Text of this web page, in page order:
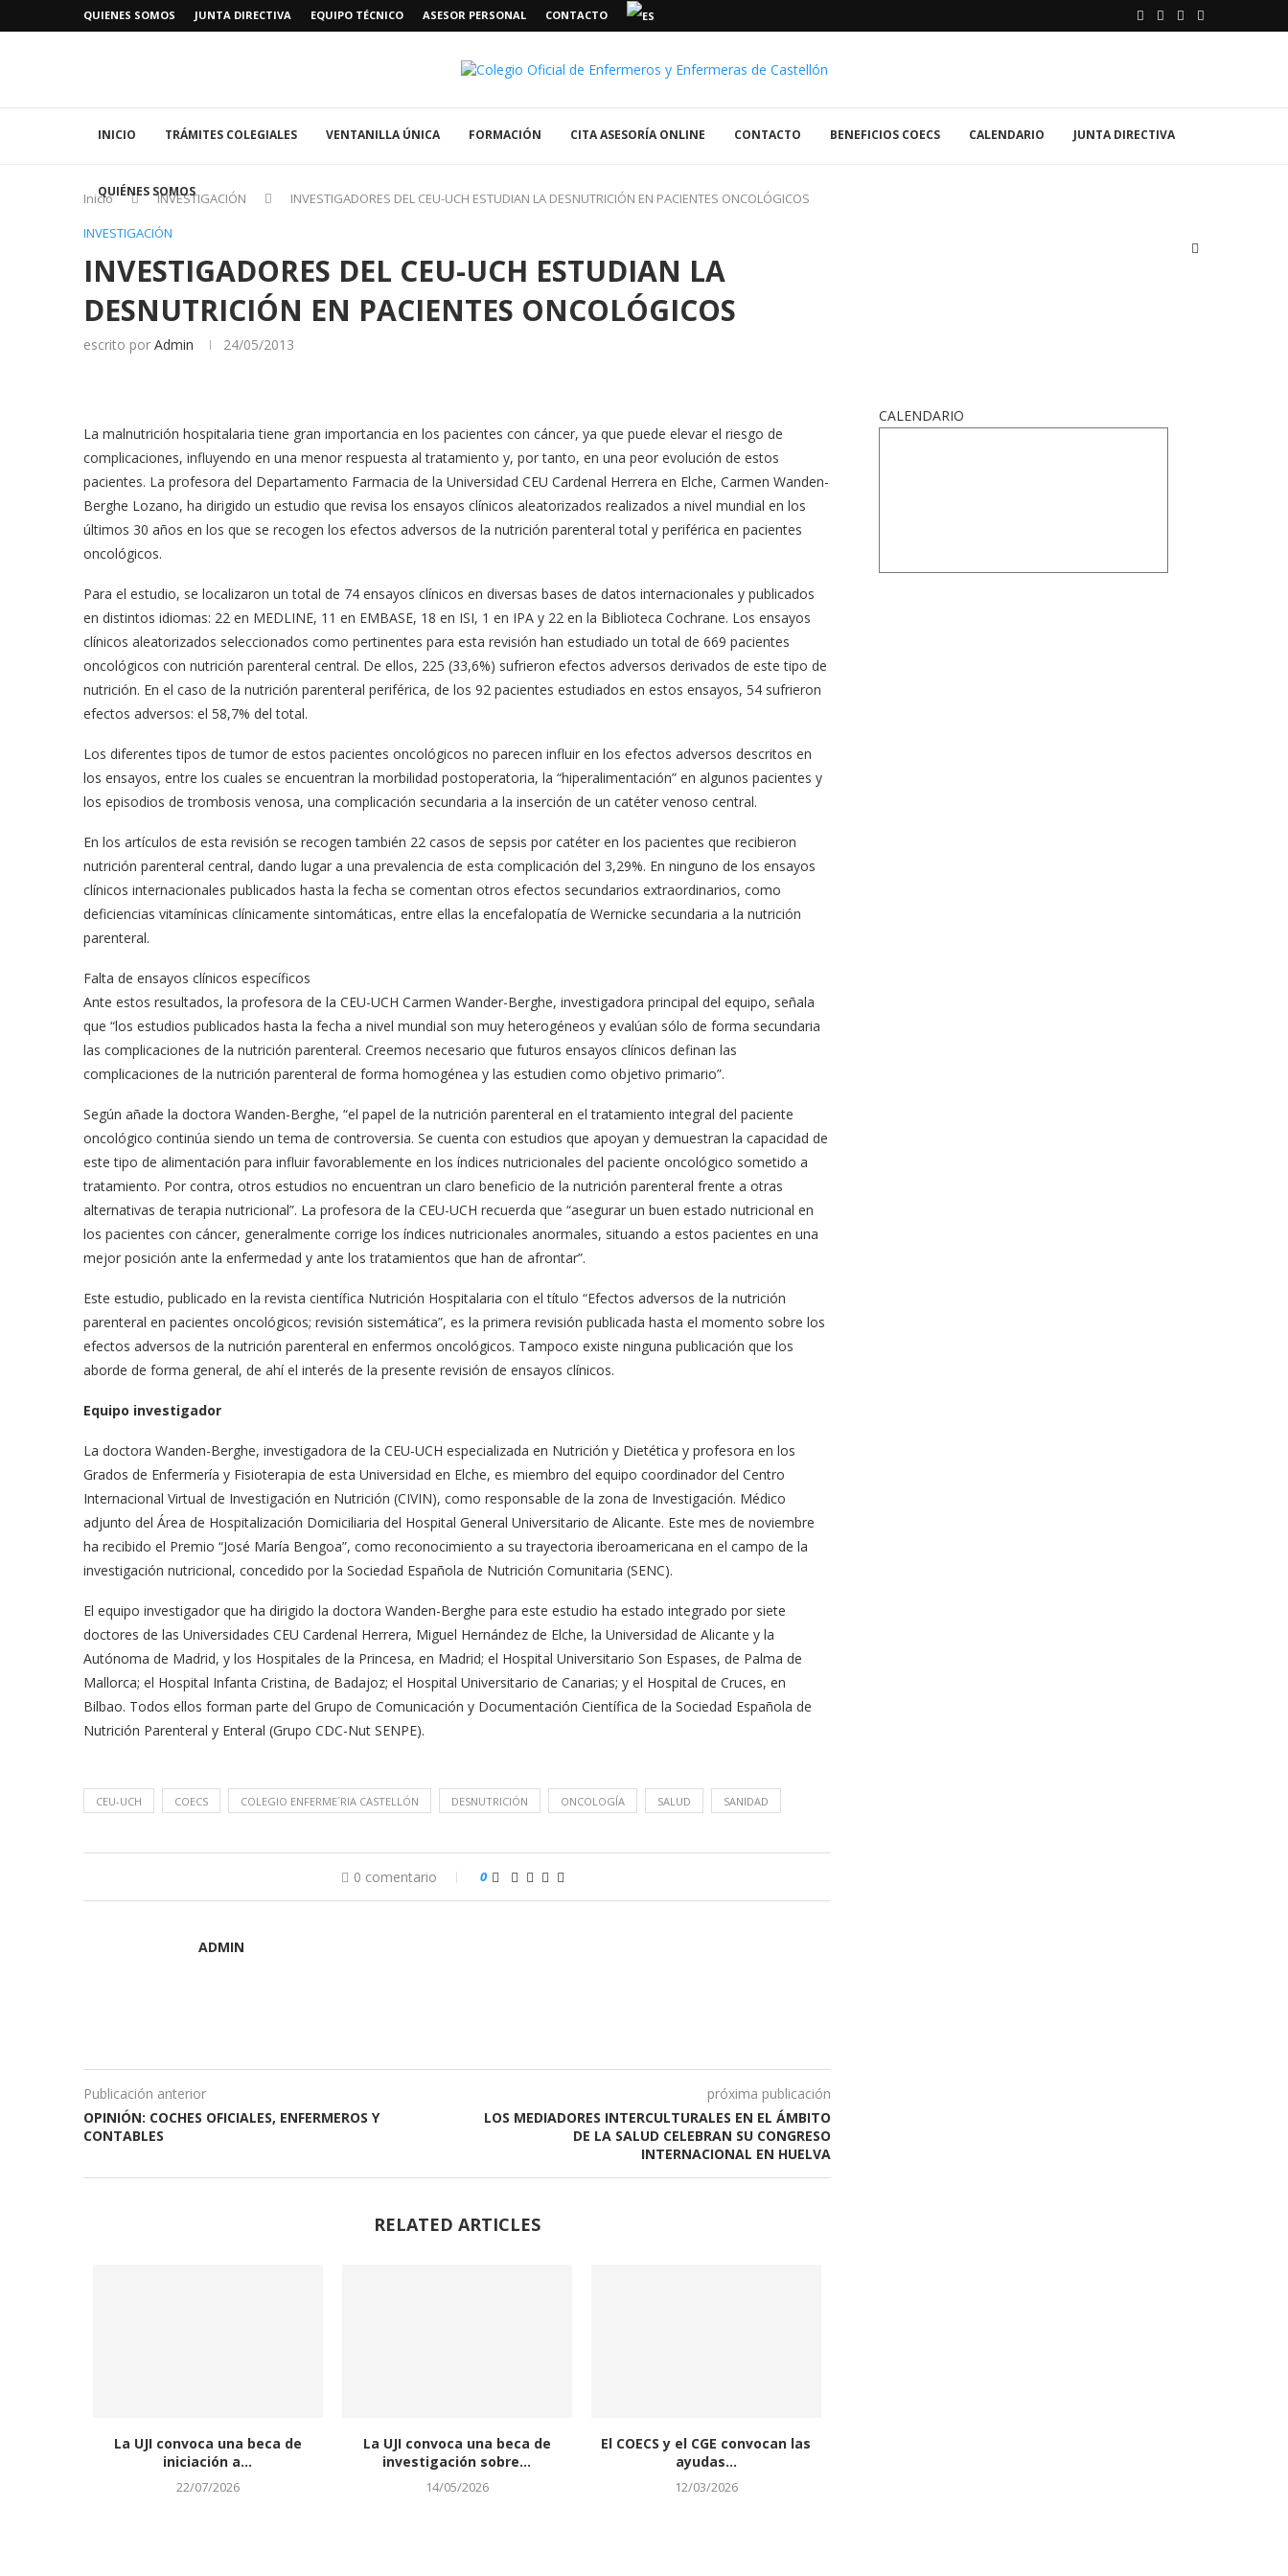
QUIENES SOMOS JUNTA DIRECTIVA EQUIPO TÉCNICO ASESOR PERSONAL CONTACTO
INICIO TRÁMITES COLEGIALES VENTANILLA ÚNICA FORMACIÓN CITA ASESORÍA ONLINE CONTACTO BENEFICIOS COECS CALENDARIO JUNTA DIRECTIVA
QUIÉNES SOMOS
Inicio INVESTIGACIÓN
INVESTIGADORES DEL CEU-UCH ESTUDIAN LA DESNUTRICIÓN EN PACIENTES ONCOLÓGICOS
INVESTIGACIÓN
INVESTIGADORES DEL CEU-UCH ESTUDIAN LA
DESNUTRICIÓN EN PACIENTES ONCOLÓGICOS
escrito por Admin 24/05/2013
La malnutrición hospitalaria tiene gran importancia en los pacientes con cáncer, ya que puede elevar el riesgo de
complicaciones, influyendo en una menor respuesta al tratamiento y, por tanto, en una peor evolución de estos
pacientes. La profesora del Departamento Farmacia de la Universidad CEU Cardenal Herrera en Elche, Carmen Wanden-
Berghe Lozano, ha dirigido un estudio que revisa los ensayos clínicos aleatorizados realizados a nivel mundial en los
últimos 30 años en los que se recogen los efectos adversos de la nutrición parenteral total y periférica en pacientes
oncológicos.
Para el estudio, se localizaron un total de 74 ensayos clínicos en diversas bases de datos internacionales y publicados
en distintos idiomas: 22 en MEDLINE, 11 en EMBASE, 18 en ISI, 1 en IPA y 22 en la Biblioteca Cochrane. Los ensayos
clínicos aleatorizados seleccionados como pertinentes para esta revisión han estudiado un total de 669 pacientes
oncológicos con nutrición parenteral central. De ellos, 225 (33,6%) sufrieron efectos adversos derivados de este tipo de
nutrición. En el caso de la nutrición parenteral periférica, de los 92 pacientes estudiados en estos ensayos, 54 sufrieron
efectos adversos: el 58,7% del total.
Los diferentes tipos de tumor de estos pacientes oncológicos no parecen influir en los efectos adversos descritos en
los ensayos, entre los cuales se encuentran la morbilidad postoperatoria, la “hiperalimentación” en algunos pacientes y
los episodios de trombosis venosa, una complicación secundaria a la inserción de un catéter venoso central.
En los artículos de esta revisión se recogen también 22 casos de sepsis por catéter en los pacientes que recibieron
nutrición parenteral central, dando lugar a una prevalencia de esta complicación del 3,29%. En ninguno de los ensayos
clínicos internacionales publicados hasta la fecha se comentan otros efectos secundarios extraordinarios, como
deficiencias vitamínicas clínicamente sintomáticas, entre ellas la encefalopatía de Wernicke secundaria a la nutrición
parenteral.
Falta de ensayos clínicos específicos
Ante estos resultados, la profesora de la CEU-UCH Carmen Wander-Berghe, investigadora principal del equipo, señala
que “los estudios publicados hasta la fecha a nivel mundial son muy heterogéneos y evalúan sólo de forma secundaria
las complicaciones de la nutrición parenteral. Creemos necesario que futuros ensayos clínicos definan las
complicaciones de la nutrición parenteral de forma homogénea y las estudien como objetivo primario”.
Según añade la doctora Wanden-Berghe, “el papel de la nutrición parenteral en el tratamiento integral del paciente
oncológico continúa siendo un tema de controversia. Se cuenta con estudios que apoyan y demuestran la capacidad de
este tipo de alimentación para influir favorablemente en los índices nutricionales del paciente oncológico sometido a
tratamiento. Por contra, otros estudios no encuentran un claro beneficio de la nutrición parenteral frente a otras
alternativas de terapia nutricional”. La profesora de la CEU-UCH recuerda que “asegurar un buen estado nutricional en
los pacientes con cáncer, generalmente corrige los índices nutricionales anormales, situando a estos pacientes en una
mejor posición ante la enfermedad y ante los tratamientos que han de afrontar”.
Este estudio, publicado en la revista científica Nutrición Hospitalaria con el título “Efectos adversos de la nutrición
parenteral en pacientes oncológicos; revisión sistemática”, es la primera revisión publicada hasta el momento sobre los
efectos adversos de la nutrición parenteral en enfermos oncológicos. Tampoco existe ninguna publicación que los
aborde de forma general, de ahí el interés de la presente revisión de ensayos clínicos.
Equipo investigador
La doctora Wanden-Berghe, investigadora de la CEU-UCH especializada en Nutrición y Dietética y profesora en los
Grados de Enfermería y Fisioterapia de esta Universidad en Elche, es miembro del equipo coordinador del Centro
Internacional Virtual de Investigación en Nutrición (CIVIN), como responsable de la zona de Investigación. Médico
adjunto del Área de Hospitalización Domiciliaria del Hospital General Universitario de Alicante. Este mes de noviembre
ha recibido el Premio “José María Bengoa”, como reconocimiento a su trayectoria iberoamericana en el campo de la
investigación nutricional, concedido por la Sociedad Española de Nutrición Comunitaria (SENC).
El equipo investigador que ha dirigido la doctora Wanden-Berghe para este estudio ha estado integrado por siete
doctores de las Universidades CEU Cardenal Herrera, Miguel Hernández de Elche, la Universidad de Alicante y la
Autónoma de Madrid, y los Hospitales de la Princesa, en Madrid; el Hospital Universitario Son Espases, de Palma de
Mallorca; el Hospital Infanta Cristina, de Badajoz; el Hospital Universitario de Canarias; y el Hospital de Cruces, en
Bilbao. Todos ellos forman parte del Grupo de Comunicación y Documentación Científica de la Sociedad Española de
Nutrición Parenteral y Enteral (Grupo CDC-Nut SENPE).
CEU-UCH COECS COLEGIO ENFERME´RIA CASTELLÓN DESNUTRICIÓN ONCOLOGÍA SALUD SANIDAD
0 comentario 0
ADMIN
Publicación anterior
OPINIÓN: COCHES OFICIALES, ENFERMEROS Y
CONTABLES
próxima publicación
LOS MEDIADORES INTERCULTURALES EN EL ÁMBITO
DE LA SALUD CELEBRAN SU CONGRESO
INTERNACIONAL EN HUELVA
RELATED ARTICLES
La UJI convoca una beca de
iniciación a...
22/07/2026
La UJI convoca una beca de
investigación sobre...
14/05/2026
El COECS y el CGE convocan las
ayudas...
12/03/2026
CALENDARIO